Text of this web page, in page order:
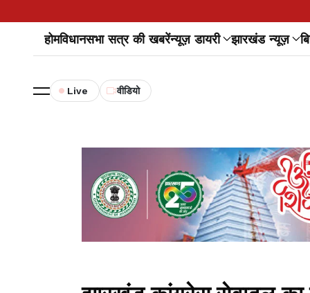
होमविधानसभा सत्र की खबरेंन्यूज़ डायरी झारखंड न्यूज़
Live वीडियो